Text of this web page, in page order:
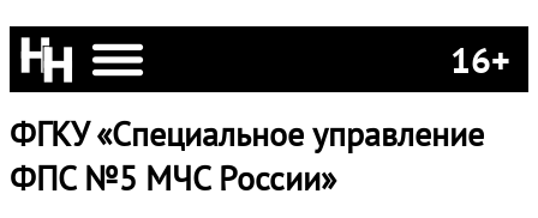
16+
ФГКУ «Специальное управление
ФПС №5 МЧС России»